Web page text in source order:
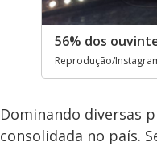
56% dos
Reprodução/
Dominando diversas
consolidada no país.